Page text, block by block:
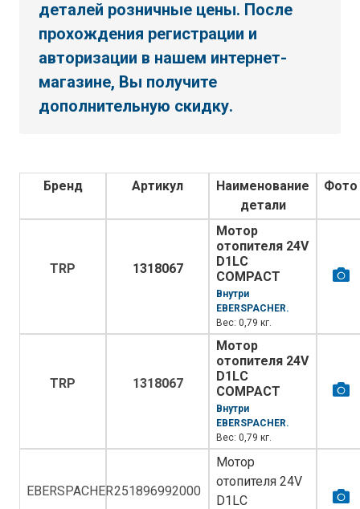
деталей розничные цены. После
прохождения регистрации и
авторизации в нашем интернет-
магазине, Вы получите
дополнительную скидку.
Бренд Артикул
Наименование
детали
Фото
TRP 1318067
Мотор
отопителя 24V
D1LС
COMPACT
Внутри
EBERSPACHER.
Вес: 0,79 кг.
TRP 1318067
Мотор
отопителя 24V
D1LС
COMPACT
Внутри
EBERSPACHER.
Вес: 0,79 кг.
EBERSPACHER251896992000
Мотор
отопителя 24V
D1LС